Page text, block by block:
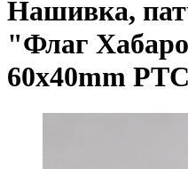
Нашивка,
"Флаг
60x40mm